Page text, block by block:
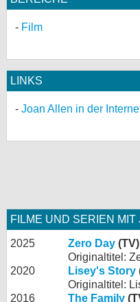
Film
LINKS
Joan Allen in der
FILME UND SERIEN
2025 Zero Day (TV)
Originaltitel:
2020
Lisey's Story
Originaltitel:
2016
The Family